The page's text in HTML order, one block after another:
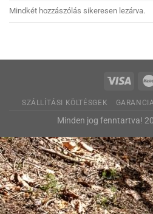
Mindkét hozzászólás sikeresen lezárva.
SZÁLLÍTÁSI KÖLTÉSGEK GARANCIA
Minden jog fenntartva!